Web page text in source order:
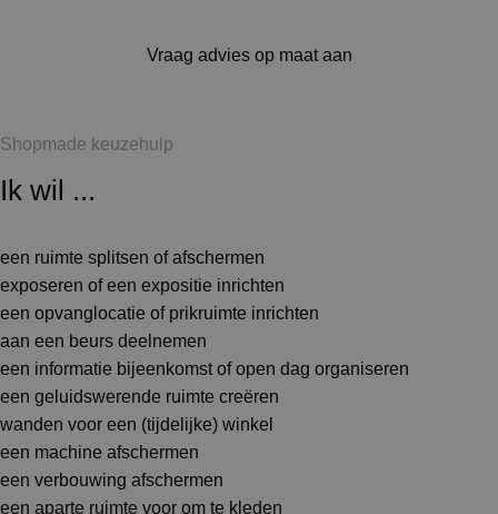
Vraag advies op maat aan
Shopmade keuzehulp
Ik wil ...
een ruimte splitsen of afschermen
exposeren of een expositie inrichten
een opvanglocatie of prikruimte inrichten
aan een beurs deelnemen
een informatie bijeenkomst of open dag organiseren
een geluidswerende ruimte creëren
wanden voor een (tijdelijke) winkel
een machine afschermen
een verbouwing afschermen
een aparte ruimte voor om te kleden